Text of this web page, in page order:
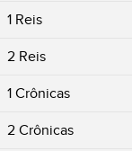
1 Reis
2 Reis
1 Crônicas
2 Crônicas